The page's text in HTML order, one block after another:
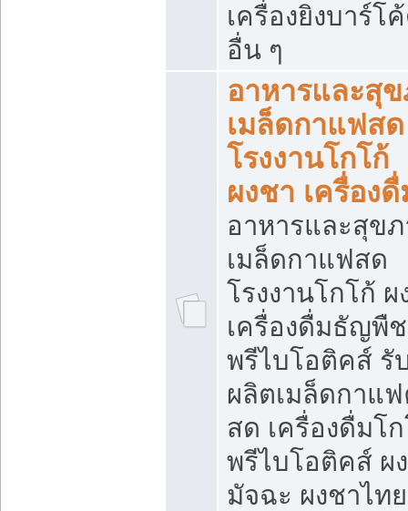
เครื่องยิงบาร์โ
อื่น ๆ
อาหารและสุ
เมล็ดกาแฟสด
โรงงานโกโก้
ผงชา เครื่อง
อาหารและสุข
เมล็ดกาแฟสด
โรงงานโกโก้ ผ
เครื่องดื่มธัญพืช
พรีไบโอติคส์ รั
ผลิตเมล็ดกาแ
สด เครื่องดื่มโ
พรีไบโอติคส์ ผง
มัจฉะ ผงชาไท